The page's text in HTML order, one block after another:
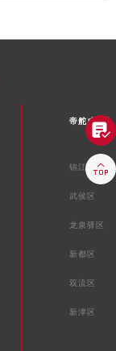
帝舵成都市
锦江区
武侯区
龙泉驿区
新都区
双流区
新津区

